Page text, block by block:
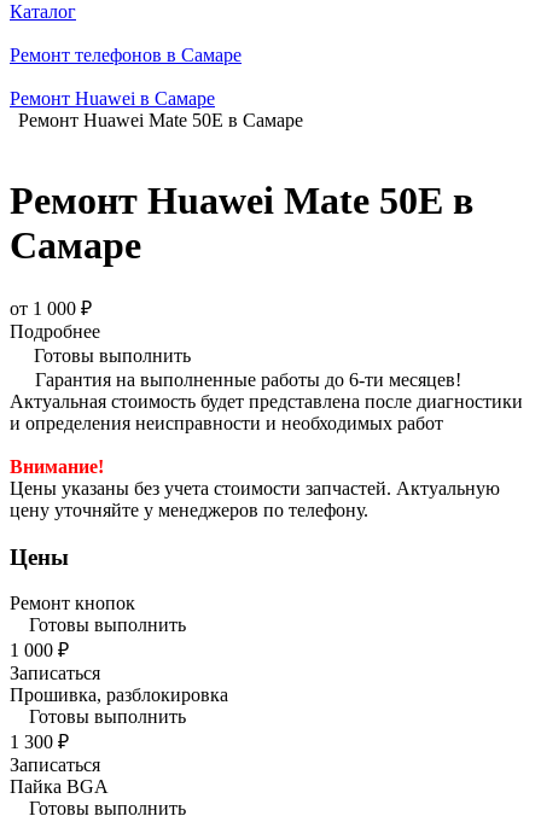
Каталог
Ремонт телефонов в Самаре
Ремонт Huawei в Самаре
Ремонт Huawei Mate 50E в Самаре
Ремонт Huawei Mate 50E в
Самаре
от 1 000 ₽
Подробнее
Готовы выполнить
Гарантия на выполненные работы до 6-ти месяцев!
Актуальная стоимость будет представлена после диагностики
и определения неисправности и необходимых работ
Внимание!
Цены указаны без учета стоимости запчастей. Актуальную
цену уточняйте у менеджеров по телефону.
Цены
Ремонт кнопок
Готовы выполнить
1 000 ₽
Записаться
Прошивка, разблокировка
Готовы выполнить
1 300 ₽
Записаться
Пайка BGA
Готовы выполнить